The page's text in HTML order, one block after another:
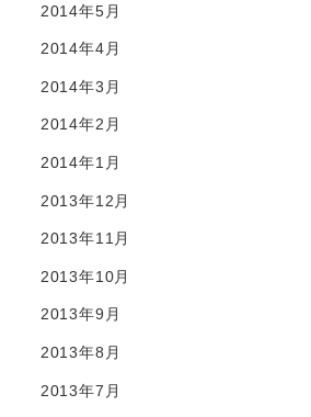
2014年5月
2014年4月
2014年3月
2014年2月
2014年1月
2013年12月
2013年11月
2013年10月
2013年9月
2013年8月
2013年7月